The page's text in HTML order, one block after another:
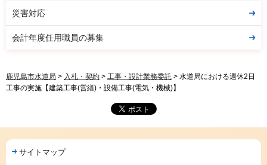
災害対応
会計年度任用職員の募集
鹿児島市水道局 > 入札・契約 > 工事・設計業務委託 > 水道局における週休2日
工事の実施【建築工事(営繕)・設備工事(電気・機械)】
サイトマップ